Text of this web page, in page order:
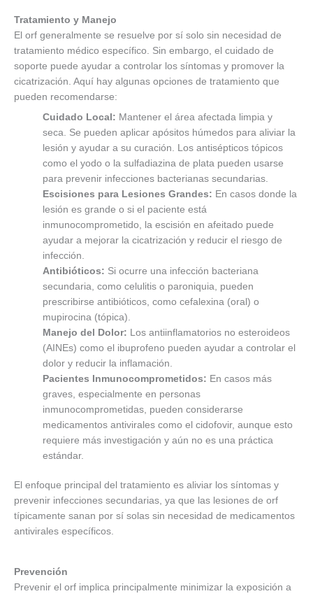
Tratamiento y Manejo
El orf generalmente se resuelve por sí solo sin necesidad de
tratamiento médico específico. Sin embargo, el cuidado de
soporte puede ayudar a controlar los síntomas y promover la
cicatrización. Aquí hay algunas opciones de tratamiento que
pueden recomendarse:
Cuidado Local: Mantener el área afectada limpia y
seca. Se pueden aplicar apósitos húmedos para aliviar la
lesión y ayudar a su curación. Los antisépticos tópicos
como el yodo o la sulfadiazina de plata pueden usarse
para prevenir infecciones bacterianas secundarias.
Escisiones para Lesiones Grandes: En casos donde la
lesión es grande o si el paciente está
inmunocomprometido, la escisión en afeitado puede
ayudar a mejorar la cicatrización y reducir el riesgo de
infección.
Antibióticos: Si ocurre una infección bacteriana
secundaria, como celulitis o paroniquia, pueden
prescribirse antibióticos, como cefalexina (oral) o
mupirocina (tópica).
Manejo del Dolor: Los antiinflamatorios no esteroideos
(AINEs) como el ibuprofeno pueden ayudar a controlar el
dolor y reducir la inflamación.
Pacientes Inmunocomprometidos: En casos más
graves, especialmente en personas
inmunocomprometidas, pueden considerarse
medicamentos antivirales como el cidofovir, aunque esto
requiere más investigación y aún no es una práctica
estándar.
El enfoque principal del tratamiento es aliviar los síntomas y
prevenir infecciones secundarias, ya que las lesiones de orf
típicamente sanan por sí solas sin necesidad de medicamentos
antivirales específicos.
Prevención
Prevenir el orf implica principalmente minimizar la exposición a